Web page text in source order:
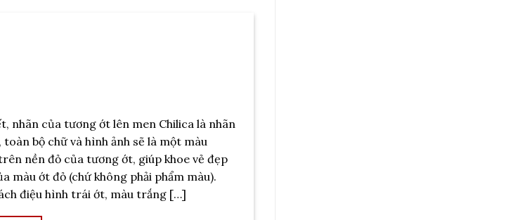
nhãn của tương ớt lên men Chilica là nhãn
bộ chữ và hình ảnh sẽ là một màu
nền đỏ của tương ớt, giúp khoe vẻ đẹp
màu ớt đỏ (chứ không phải phẩm màu).
điệu hình trái ớt, màu trắng […]